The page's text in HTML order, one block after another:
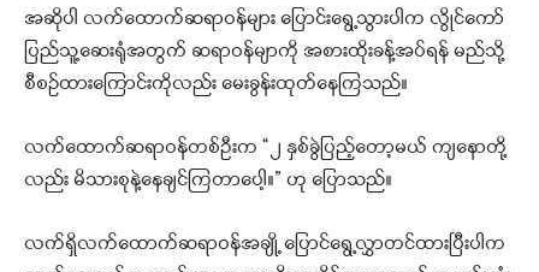
အဆိုပါ လက်ထောက်ဆရာဝန်များ ပြောင်းရွေ့သွားပါက လွိုင်ကော်
ပြည်သူ့ဆေးရုံအတွက် ဆရာဝန်မျာကို အစားထိုးခန့်အပ်ရန် မည်သို့
စီစဉ်ထားကြောင်းကိုလည်း မေးခွန်းထုတ်နေကြသည်။
လက်ထောက်ဆရာဝန်တစ်ဦးက “၂ နှစ်ခွဲပြည့်တော့မယ် ကျနောတို့
လည်း မိသားစုနဲ့နေချင်ကြတာပေါ့။” ဟု ပြောသည်။
လက်ရှိလက်ထောက်ဆရာဝန်အချို့ ပြောင်ရွေ့လွှာတင်ထားပြီးပါက